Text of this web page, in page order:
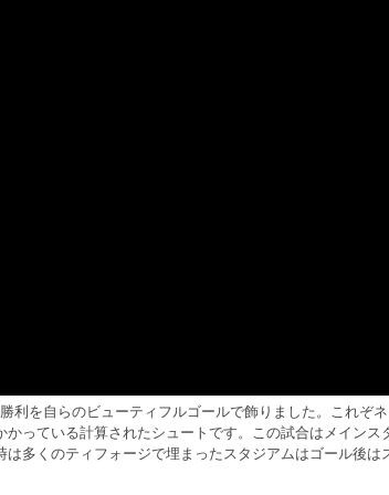
利を自らのビューティフルゴールで飾りました。これぞ
っている計算されたシュートです。この試合はメインス
多くのティフォージで埋まったスタジアムはゴール後は